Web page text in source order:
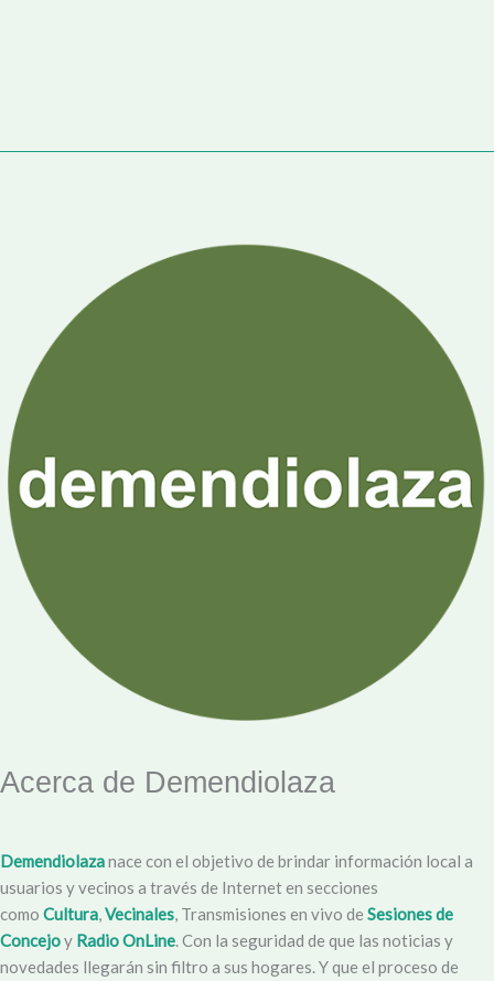
Acerca de Demendiolaza
Demendiolazanace con el objetivo de brindar información local a
usuarios y vecinos a través de Internet en secciones
como Cultura,Vecinales, Transmisiones en vivo de Sesiones de
Concejoy Radio OnLine. Con la seguridad de que las noticias y
novedades llegarán sin filtro a sus hogares. Y que el proceso de